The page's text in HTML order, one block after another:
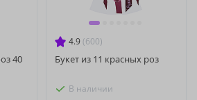
40
4.9 (600)
Букет из 11 красных роз
В наличии